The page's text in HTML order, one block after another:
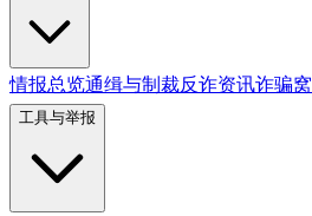
情报总览通缉与制裁反诈资讯诈骗
工具与举报